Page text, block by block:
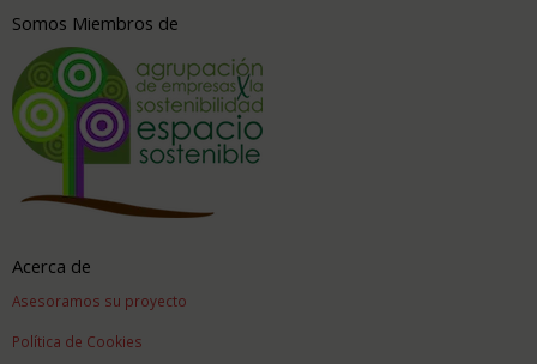
Somos Miembros de
Acerca de
Asesoramos su proyecto
Política de Cookies